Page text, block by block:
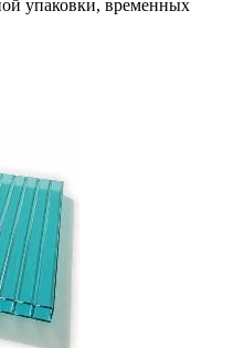
упаковки, временных